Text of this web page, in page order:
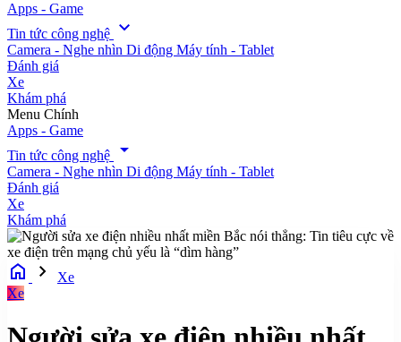
Apps - Game
Tin tức công nghệ expand_more
Camera - Nghe nhìn Di động Máy tính - Tablet
Đánh giá
Xe
Khám phá
search
Menu Chính
Apps - Game
Tin tức công nghệ
arrow_drop_down
Camera - Nghe nhìn Di động Máy tính - Tablet
Đánh giá
Xe
Khám phá
home chevron_right
Xe
Xe